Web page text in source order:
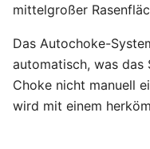
mittelgroßer
Das Autochoke-
automatisch, was das
Choke nicht manuell
wird mit einem